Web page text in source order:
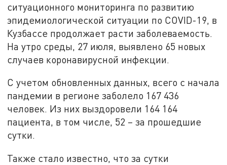
ситуационного мониторинга по развитию
эпидемиологической ситуации по COVID-19, в
Кузбассе продолжает расти заболеваемость.
На утро среды, 27 июля, выявлено 65 новых
случаев коронавирусной инфекции.
С учетом обновленных данных, всего с начала
пандемии в регионе заболело 167 436
человек. Из них выздоровели 164 164
пациента, в том числе, 52 – за прошедшие
сутки.
Также стало известно, что за сутки